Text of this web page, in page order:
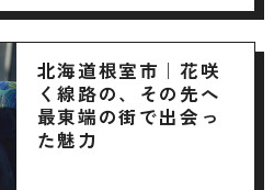
北海道根室市｜花咲
く線路の、その先へ
最東端の街で出会っ
た魅力